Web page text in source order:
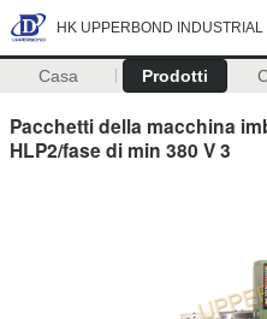
HK UPPERBOND INDUSTRIAL
Casa Prodotti
Pacchetti della macchina
HLP2/fase di min 380 V 3